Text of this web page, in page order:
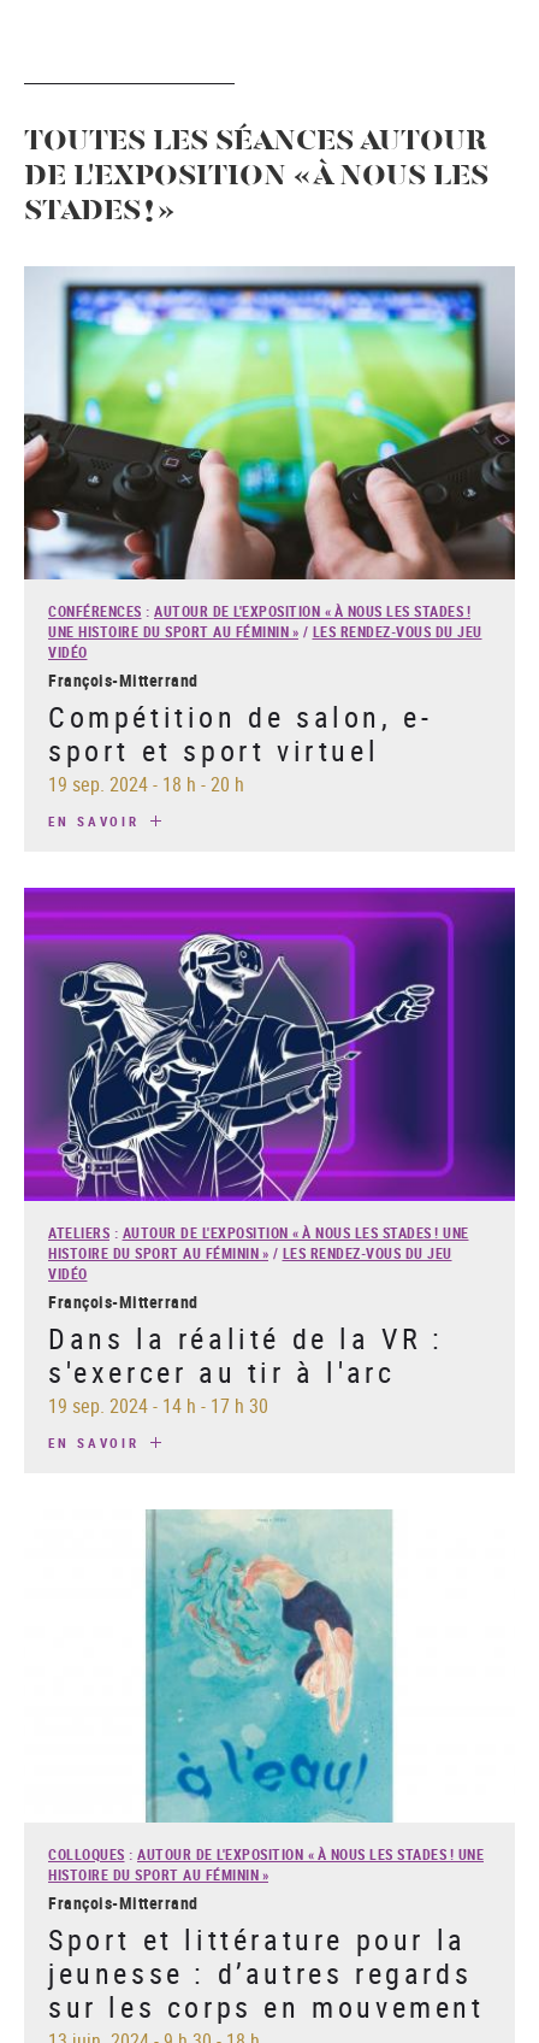
TOUTES LES SÉANCES AUTOUR
DE L'EXPOSITION « À NOUS LES
STADES ! »
CONFÉRENCES : AUTOUR DE L'EXPOSITION « À NOUS LES STADES !
UNE HISTOIRE DU SPORT AU FÉMININ » / LES RENDEZ-VOUS DU JEU
VIDÉO
François-Mitterrand
Compétition de salon, e-
sport et sport virtuel
19 sep. 2024- 18 h - 20 h
EN SAVOIR
ATELIERS : AUTOUR DE L'EXPOSITION « À NOUS LES STADES ! UNE
HISTOIRE DU SPORT AU FÉMININ » / LES RENDEZ-VOUS DU JEU
VIDÉO
François-Mitterrand
Dans la réalité de la VR :
s'exercer au tir à l'arc
19 sep. 2024- 14 h - 17 h 30
EN SAVOIR
COLLOQUES : AUTOUR DE L'EXPOSITION « À NOUS LES STADES ! UNE
HISTOIRE DU SPORT AU FÉMININ »
François-Mitterrand
Sport et littérature pour la
jeunesse : d’autres regards
sur les corps en mouvement